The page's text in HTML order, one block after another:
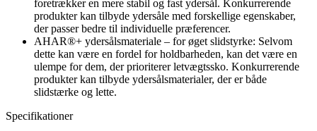
foretrækker en mere stabil og fast ydersål. Konkurrerende
produkter kan tilbyde ydersåle med forskellige egenskaber,
der passer bedre til individuelle præferencer.
AHAR®+ ydersålsmateriale – for øget slidstyrke: Selvom
dette kan være en fordel for holdbarheden, kan det være en
ulempe for dem, der prioriterer letvægtssko. Konkurrerende
produkter kan tilbyde ydersålsmaterialer, der er både
slidstærke og lette.
Specifikationer